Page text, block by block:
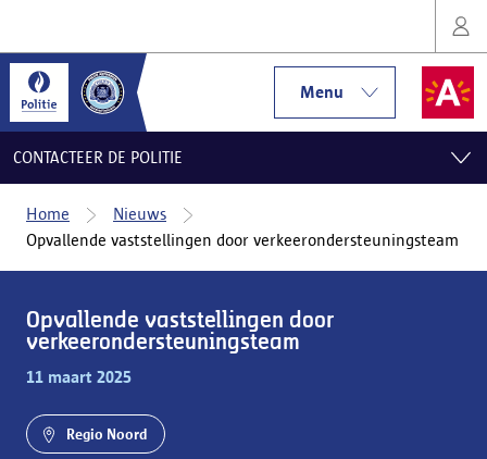
Menu
CONTACTEER DE POLITIE
Home
Nieuws
Opvallende vaststellingen door verkeerondersteuningsteam
Opvallende vaststellingen door
verkeerondersteuningsteam
11 maart 2025
Regio Noord